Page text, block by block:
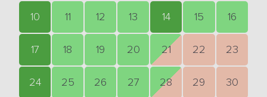
10 11 12 13 14 15 16
17 18 19 20 21 22 23
24 25 26 27 28 29 30